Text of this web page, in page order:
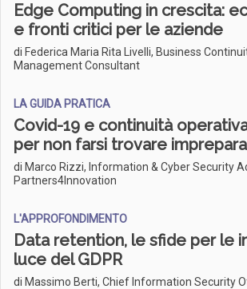
Edge Computing in crescita:
e fronti critici per le aziende
di Federica Maria Rita Livelli, Business
Management Consultant
LA GUIDA PRATICA
Covid-19 e continuità
per non farsi trovare
di Marco Rizzi, Information & Cyber Security
Partners4Innovation
L'APPROFONDIMENTO
Data retention, le sfide per le
luce del GDPR
di Massimo Berti, Chief Information Security